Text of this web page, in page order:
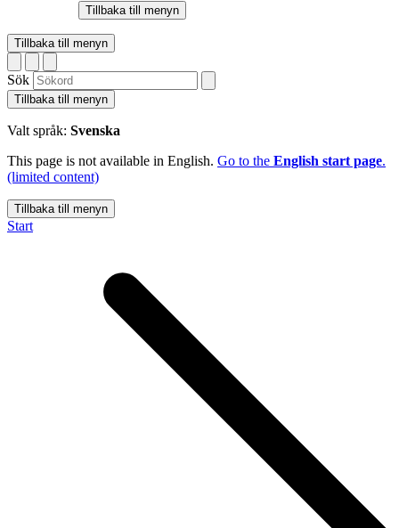
Tillbaka till menyn
Tillbaka till menyn
Sök
Tillbaka till menyn
Valt språk: Svenska
This page is not available in English. Go to the English start page.
(limited content)
Tillbaka till menyn
Start